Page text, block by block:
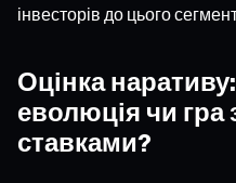
інвесторів до цього
Оцінка
еволюція чи гра
ставками?